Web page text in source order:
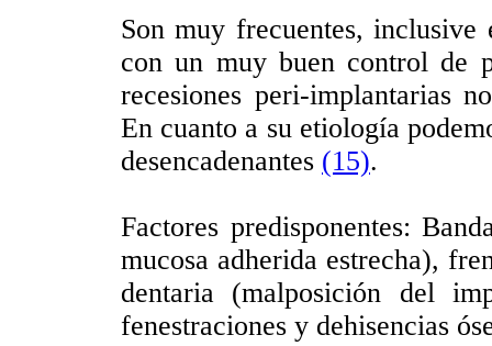
Son muy frecuentes,
con un muy buen control de
recesiones peri-implantarias
En cuanto a su etiología
desencadenantes (15).
Factores predisponentes:
mucosa adherida estrecha),
dentaria (malposición del
fenestraciones y dehisencias